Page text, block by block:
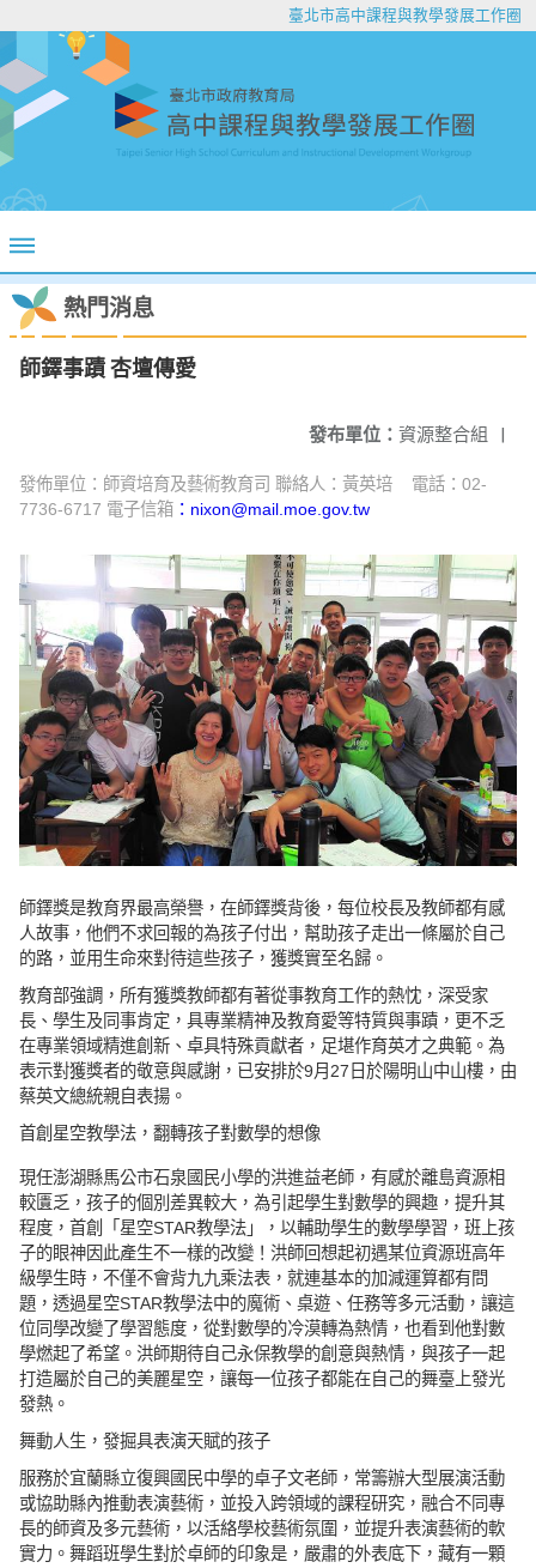
臺北市高中課程與教學發展工作圈
熱門消息
師鐸事蹟 杏壇傳愛
發布單位： 資源整合組 |
發佈單位：師資培育及藝術教育司 聯絡人：黃英培 電話：02-
7736-6717 電子信箱 ：nixon@mail.moe.gov.tw
師鐸獎是教育界最高榮譽，在師鐸獎背後，每位校長及教師都有感
人故事，他們不求回報的為孩子付出，幫助孩子走出一條屬於自己
的路，並用生命來對待這些孩子，獲獎實至名歸。
教育部強調，所有獲獎教師都有著從事教育工作的熱忱，深受家
長、學生及同事肯定，具專業精神及教育愛等特質與事蹟，更不乏
在專業領域精進創新、卓具特殊貢獻者，足堪作育英才之典範。為
表示對獲獎者的敬意與感謝，已安排於9月27日於陽明山中山樓，由
蔡英文總統親自表揚。
首創星空教學法，翻轉孩子對數學的想像
現任澎湖縣馬公市石泉國民小學的洪進益老師，有感於離島資源相
較匱乏，孩子的個別差異較大，為引起學生對數學的興趣，提升其
程度，首創「星空STAR教學法」，以輔助學生的數學學習，班上孩
子的眼神因此產生不一樣的改變！洪師回想起初遇某位資源班高年
級學生時，不僅不會背九九乘法表，就連基本的加減運算都有問
題，透過星空STAR教學法中的魔術、桌遊、任務等多元活動，讓這
位同學改變了學習態度，從對數學的冷漠轉為熱情，也看到他對數
學燃起了希望。洪師期待自己永保教學的創意與熱情，與孩子一起
打造屬於自己的美麗星空，讓每一位孩子都能在自己的舞臺上發光
發熱。
舞動人生，發掘具表演天賦的孩子
服務於宜蘭縣立復興國民中學的卓子文老師，常籌辦大型展演活動
或協助縣內推動表演藝術，並投入跨領域的課程研究，融合不同專
長的師資及多元藝術，以活絡學校藝術氛圍，並提升表演藝術的軟
實力。舞蹈班學生對於卓師的印象是，嚴肅的外表底下，藏有一顆